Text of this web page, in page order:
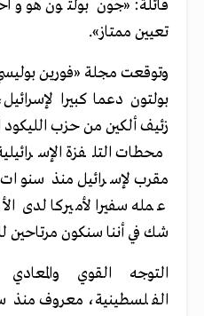
قائلة: «جون بولتون هو
تعيين ممتاز».
وتوقعت مجلة «فورين
بولتون دعما كبيرا
زئيف ألكين من حزب
محطات التلفزة
مقرب لإسرائيل منذ
عمله سفيرا لأميركا لدى
شك في أننا سنكون مرتاحين
التوجه القوي
الفلسطينية، معروف منذ